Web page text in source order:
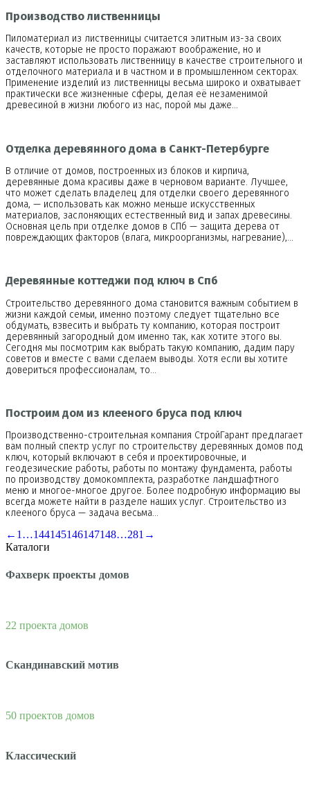
Производство лиственницы
Пиломатериал из лиственницы считается элитным из-за своих
качеств, которые не просто поражают воображение, но и
заставляют использовать лиственницу в качестве строительного и
отделочного материала и в частном и в промышленном секторах.
Применение изделий из лиственницы весьма широко и охватывает
практически все жизненные сферы, делая её незаменимой
древесиной в жизни любого из нас, порой мы даже…
Отделка деревянного дома в Санкт-Петербурге
В отличие от домов, построенных из блоков и кирпича,
деревянные дома красивы даже в черновом варианте. Лучшее,
что может сделать владелец для отделки своего деревянного
дома, — использовать как можно меньше искусственных
материалов, заслоняющих естественный вид и запах древесины.
Основная цель при отделке домов в СПб — защита дерева от
повреждающих факторов (влага, микроорганизмы, нагревание),…
Деревянные коттеджи под ключ в Спб
Строительство деревянного дома становится важным событием в
жизни каждой семьи, именно поэтому следует тщательно все
обдумать, взвесить и выбрать ту компанию, которая построит
деревянный загородный дом именно так, как хотите этого вы.
Сегодня мы посмотрим как выбрать такую компанию, дадим пару
советов и вместе с вами сделаем выводы. Хотя если вы хотите
довериться профессионалам, то…
Построим дом из клееного бруса под ключ
Производственно-строительная компания СтройГарант предлагает
вам полный спектр услуг по строительству деревянных домов под
ключ, который включают в себя и проектировочные, и
геодезические работы, работы по монтажу фундамента, работы
по производству домокомплекта, разработке ландшафтного
меню и многое-многое другое. Более подробную информацию вы
всегда можете найти в разделе наших услуг. Строительство из
клееного бруса — задача весьма…
← 1 …144145146147148…281 →
Каталоги
Фахверк проекты домов
22 проекта домов
Скандинавский мотив
50 проектов домов
Классический